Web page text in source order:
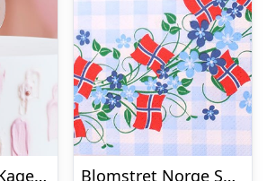
Hello 30 Akryl Kagetopper Rosaguld
Blomstret Norge Servietter